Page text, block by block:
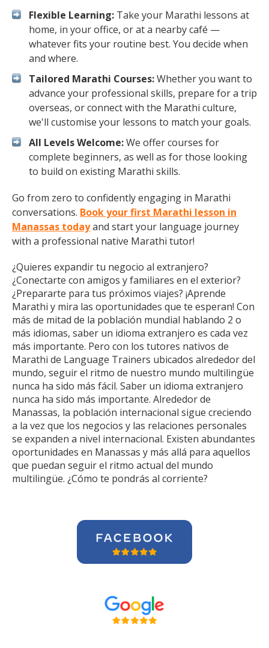
Flexible Learning: Take your Marathi lessons at
home, in your office, or at a nearby café —
whatever fits your routine best. You decide when
and where.
Tailored Marathi Courses:Whether you want to
advance your professional skills, prepare for a trip
overseas, or connect with the Marathi culture,
we'll customise your lessons to match your goals.
All Levels Welcome:We offer courses for
complete beginners, as well as for those looking
to build on existing Marathi skills.
Go from zero to confidently engaging in Marathi
conversations. Book your first Marathi lesson in
Manassas todayand start your language journey
with a professional native Marathi tutor!
¿Quieres expandir tu negocio al extranjero?
¿Conectarte con amigos y familiares en el exterior?
¿Prepararte para tus próximos viajes? ¡Aprende
Marathi y mira las oportunidades que te esperan! Con
más de mitad de la población mundial hablando 2 o
más idiomas, saber un idioma extranjero es cada vez
más importante. Pero con los tutores nativos de
Marathi de Language Trainers ubicados alrededor del
mundo, seguir el ritmo de nuestro mundo multilingüe
nunca ha sido más fácil. Saber un idioma extranjero
nunca ha sido más importante. Alrededor de
Manassas, la población internacional sigue creciendo
a la vez que los negocios y las relaciones personales
se expanden a nivel internacional. Existen abundantes
oportunidades en Manassas y más allá para aquellos
que puedan seguir el ritmo actual del mundo
multilingüe. ¿Cómo te pondrás al corriente?